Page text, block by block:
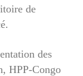
de
des
HPP-Congo